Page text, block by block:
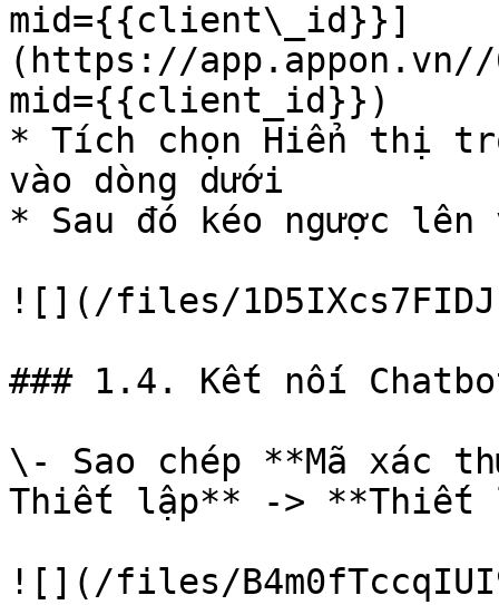
mid={{client\_id}}]
(https://app.appon.vn//
mid={{client_id}})
* Tích chọn Hiển thị
vào dòng dưới
* Sau đó kéo ngược
![](/files/
### 1.4. Kết nối
\- Sao chép **Mã xác
Thiết lập** -> **Thiết
![](/files/